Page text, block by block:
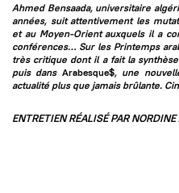
Ahmed Bensaada, universitaire
années, suit attentivement les
et au Moyen-Orient auxquels il a
conférences… Sur les Printemps
très critique dont il a fait la
puis dans Arabesque$, une
actualité plus que jamais brûlante.
ENTRETIEN RÉALISÉ PAR